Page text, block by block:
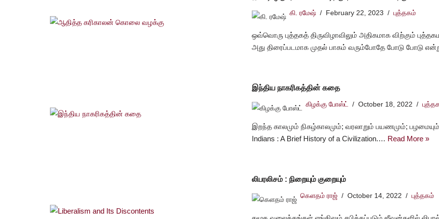
கி. ரமேஷ் February 22, 2023 புத்தகம்
ஒவ்வொரு புத்தகத் திருவிழாவிலும் அதிகமாக விற்கும்
அது திரைப்படமாக முதல் பாகம் வரும்போதே போடு போடு
இந்திய நாகரிகத்தின் கதை
கிழக்கு போஸ்ட் October 18, 2022
இறந்த காலமும் நிகழ்காலமும்; வரலாறும் பயணமும்;
Indians : A Brief History of a Civilization.… Read More »
லிபரலிசம் : நிறையும் குறையும்
கெளதம் ராஜ் October 14, 2022 புத்தகம்